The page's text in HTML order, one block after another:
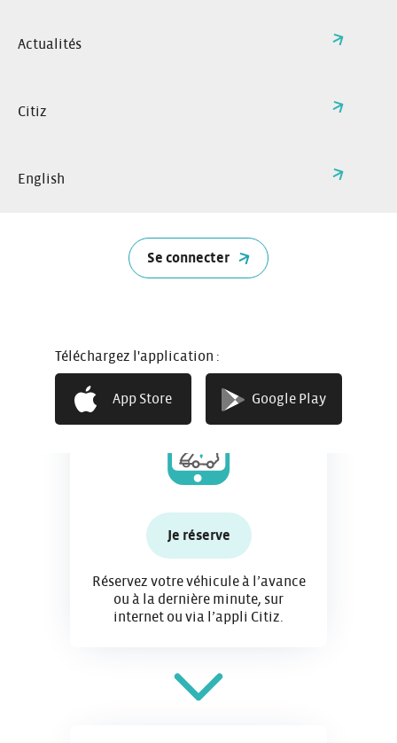
Actualités
Citiz
English
Se connecter
Téléchargez l'application :
App Store Google Play
Je réserve
Réservez votre véhicule à l’avance
ou à la dernière minute, sur
internet ou via l’appli Citiz.